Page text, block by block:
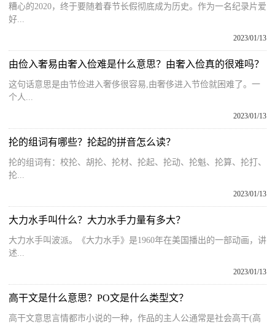
糟心的2020，终于要随着春节长假彻底成为历史。作为一名纪录片爱
好...
2023/01/13
由俭入奢易由奢入俭难是什么意思？由奢入俭真的很难吗？
这句话意思是由节俭进入奢侈很容易,由奢侈进入节俭就困难了。一
个人...
2023/01/13
抡的组词有哪些？抡起的拼音怎么读？
抡的组词有：校抡、胡抡、抡材、抡起、抡动、抡魁、抡算、抡打、
抡...
2023/01/13
大力水手叫什么？大力水手力量有多大？
大力水手叫波派。《大力水手》是1960年在美国播出的一部动画，讲
述...
2023/01/13
高干文是什么意思？PO文是什么类型文？
高干文意思言情都市小说的一种，作品的主人公通常是社会高干(高